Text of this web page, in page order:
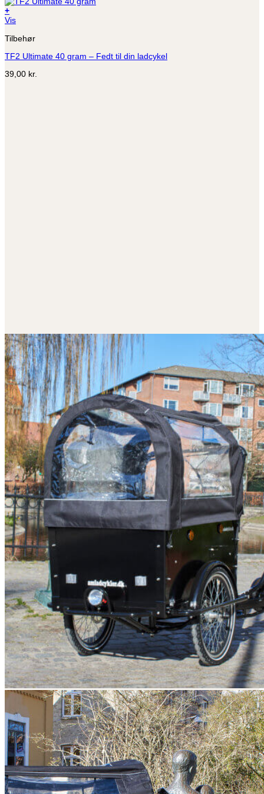
+
Vis
Tilbehør
TF2 Ultimate 40 gram – Fedt til din ladcykel
39,00 kr.